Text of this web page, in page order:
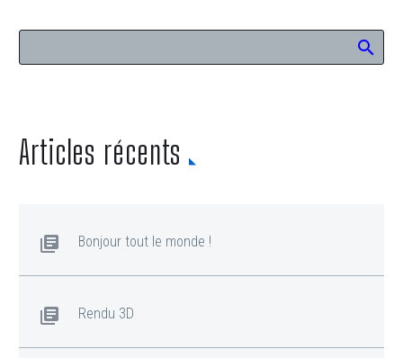
Articles récents
Bonjour tout le monde !
Rendu 3D